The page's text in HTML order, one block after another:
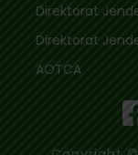
Direktorat
Direktorat
AOTCA